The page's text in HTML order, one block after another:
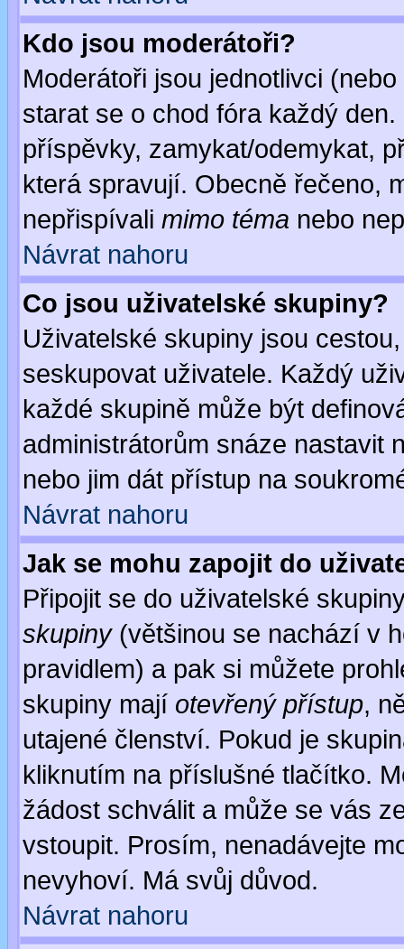
Kdo jsou moderátoři?
Moderátoři jsou jednotlivci
starat se o chod fóra každý
příspěvky, zamykat/odemykat,
která spravují. Obecně řečeno,
nepřispívali mimo téma nebo
Návrat nahoru
Co jsou uživatelské skupiny?
Uživatelské skupiny jsou
seskupovat uživatele. Každý
každé skupině může být
administrátorům snáze nastavit
nebo jim dát přístup na
Návrat nahoru
Jak se mohu zapojit do
Připojit se do uživatelské
skupiny(většinou se nachází v
pravidlem) a pak si můžete
skupiny mají otevřený přístup,
utajené členství. Pokud je
kliknutím na příslušné tlačítko.
žádost schválit a může se vás
vstoupit. Prosím, nenadávejte
nevyhoví. Má svůj důvod.
Návrat nahoru